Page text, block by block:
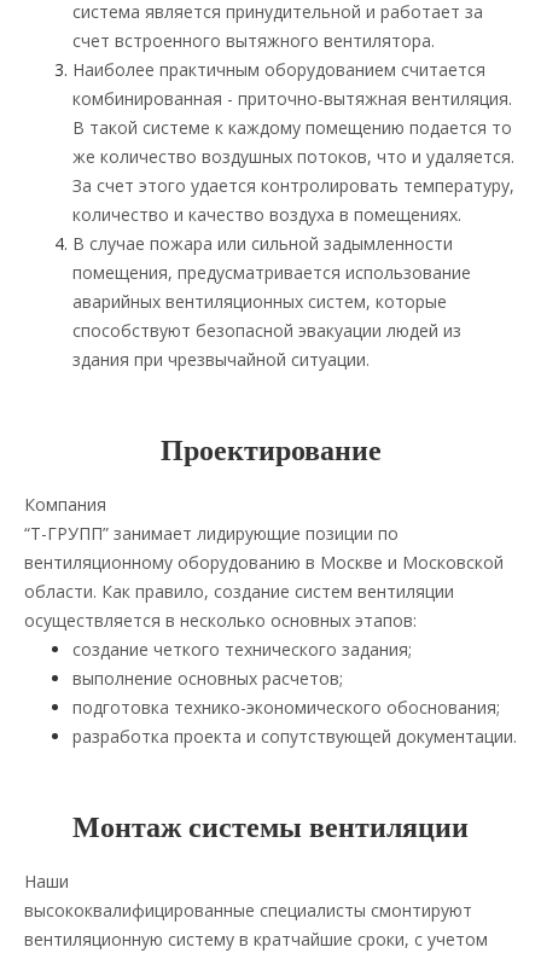
система является принудительной и работает за
счет встроенного вытяжного вентилятора.
Наиболее практичным оборудованием считается
комбинированная - приточно-вытяжная вентиляция.
В такой системе к каждому помещению подается то
же количество воздушных потоков, что и удаляется.
За счет этого удается контролировать температуру,
количество и качество воздуха в помещениях.
В случае пожара или сильной задымленности
помещения, предусматривается использование
аварийных вентиляционных систем, которые
способствуют безопасной эвакуации людей из
здания при чрезвычайной ситуации.
Проектирование
Компания
“Т-ГРУПП” занимает лидирующие позиции по
вентиляционному оборудованию в Москве и Московской
области. Как правило, создание систем вентиляции
осуществляется в несколько основных этапов:
создание четкого технического задания;
выполнение основных расчетов;
подготовка технико-экономического обоснования;
разработка проекта и сопутствующей документации.
Монтаж системы вентиляции
Наши
высококвалифицированные специалисты смонтируют
вентиляционную систему в кратчайшие сроки, с учетом